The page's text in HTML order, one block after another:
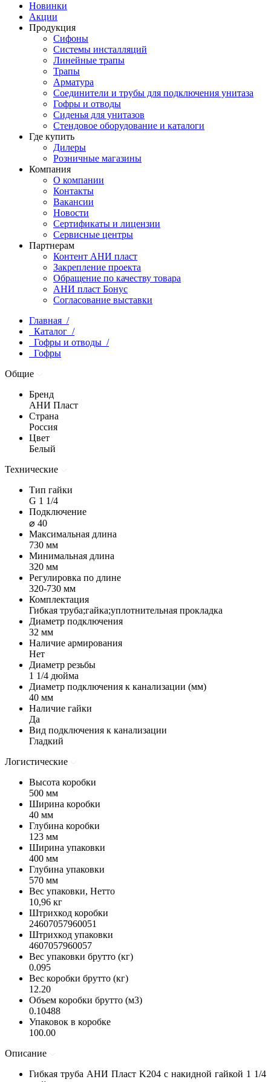
Новинки
Акции
Продукция
Сифоны
Системы инсталляций
Линейные трапы
Трапы
Арматура
Соединители и трубы для подключения унитаза
Гофры и отводы
Сиденья для унитазов
Стендовое оборудование и каталоги
Где купить
Дилеры
Розничные магазины
Компания
О компании
Контакты
Вакансии
Новости
Сертификаты и лицензии
Сервисные центры
Партнерам
Контент АНИ пласт
Закрепление проекта
Обращение по качеству товара
АНИ пласт Бонус
Согласование выставки
Главная /
Каталог /
Гофры и отводы /
Гофры
Общие
Бренд
АНИ Пласт
Страна
Россия
Цвет
Белый
Технические
Тип гайки
G 1 1/4
Подключение
⌀ 40
Максимальная длина
730 мм
Минимальная длина
320 мм
Регулировка по длине
320-730 мм
Комплектация
Гибкая труба;гайка;уплотнительная прокладка
Диаметр подключения
32 мм
Наличие армирования
Нет
Диаметр резьбы
1 1/4 дюйма
Диаметр подключения к канализации (мм)
40 мм
Наличие гайки
Да
Вид подключения к канализации
Гладкий
Логистические
Высота коробки
500 мм
Ширина коробки
40 мм
Глубина коробки
123 мм
Ширина упаковки
400 мм
Глубина упаковки
570 мм
Вес упаковки, Нетто
10,96 кг
Штрихкод коробки
24607057960051
Штрихкод упаковки
4607057960057
Вес упаковки брутто (кг)
0.095
Вес коробки брутто (кг)
12.20
Объем коробки брутто (м3)
0.10488
Упаковок в коробке
100.00
Описание
Гибкая труба АНИ Пласт K204 с накидной гайкой 1 1/4